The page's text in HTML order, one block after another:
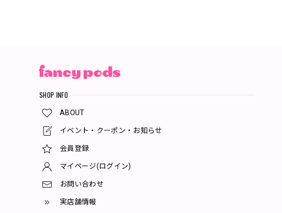
SHOP INFO
ABOUT
イベント・クーポン・お知らせ
会員登録
マイページ(ログイン)
お問い合わせ
実店舗情報